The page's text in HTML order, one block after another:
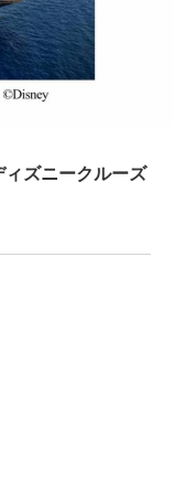
ズニークルーズ